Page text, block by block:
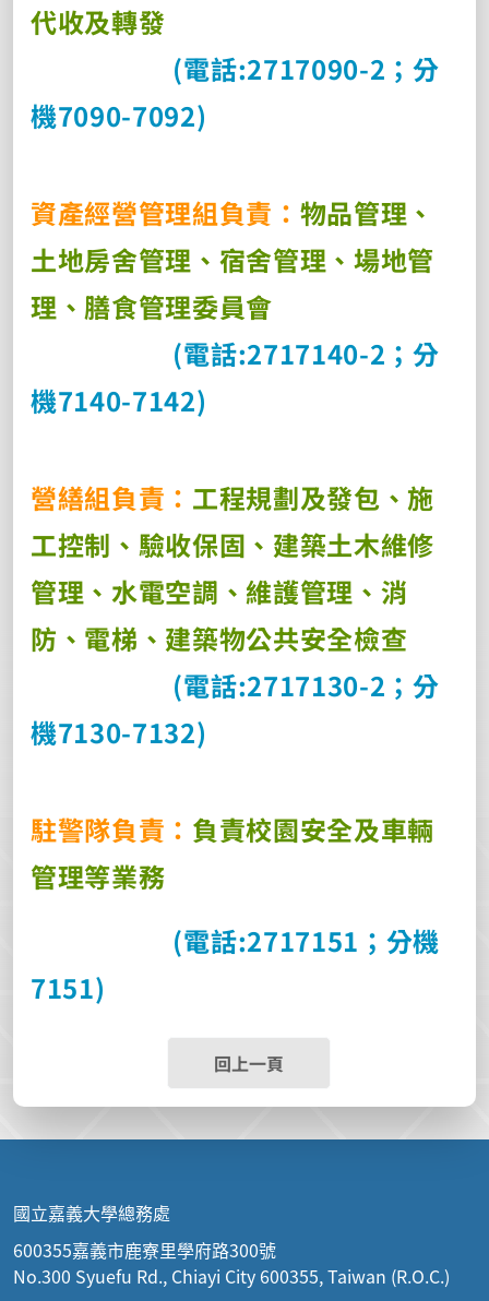
代收及轉發
(電話:2717090-2 ；分
機7090-7092)
資產經營管理組負責： 物品管理、
土地房舍管理、宿舍管理、場地管
理、膳食管理委員會
(電話:2717140-2 ；分
機7140-7142)
營繕組負責： 工程規劃及發包、施
工控制、驗收保固、建築土木維修
管理、水電空調、維護管理、 消
防、電梯、建築物公共安全檢查
(電話:2717130-2 ；分
機7130-7132)
駐警隊負責： 負責校園安全及車輛
管理等業務
(電話:2717151 ；分機
7151)
回上一頁
國立嘉義大學總務處
600355嘉義市鹿寮里學府路300號
No.300 Syuefu Rd., Chiayi City 600355, Taiwan (R.O.C.)